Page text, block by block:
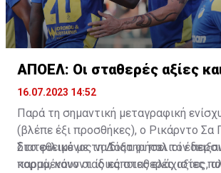
ΑΠΟΕΛ: Οι σταθερές αξίες
16.07.2023 14:52
Παρά τη σημαντική μεταγραφική
(βλέπε έξι προσθήκες), ο Ρικάρντο Σα
διατεθειμένος να διατηρήσει τον
κορμό, κάνοντας κάποιες ελάχιστες,
Στο φιλικό με τη Δόξα οι παλιοί
παραμένουν οι ίδιες σταθερές αξίες